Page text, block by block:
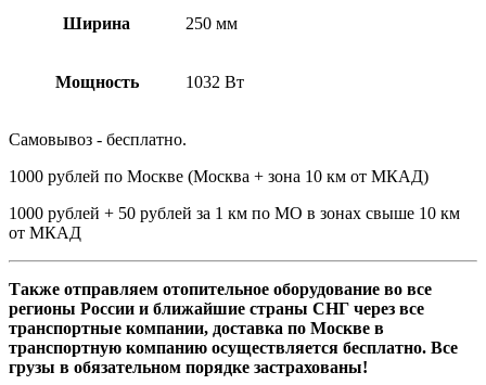
Ширина 250 мм
Мощность 1032 Вт
Самовывоз - бесплатно.
1000 рублей по Москве (Москва + зона 10 км от МКАД)
1000 рублей + 50 рублей за 1 км по МО в зонах свыше 10 км
от МКАД
Также отправляем отопительное оборудование во все
регионы России и ближайшие страны СНГ через все
транспортные компании, доставка по Москве в
транспортную компанию осуществляется бесплатно. Все
грузы в обязательном порядке застрахованы!